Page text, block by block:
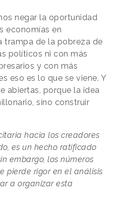
negar la oportunidad
economías en
trampa de la pobreza de
políticos ni con más
y con más
eso es lo que se viene. Y
abiertas, porque la idea
sino construir
hacia los creadores
es un hecho ratificado
embargo, los números
pierde rigor en el análisis
a organizar esta